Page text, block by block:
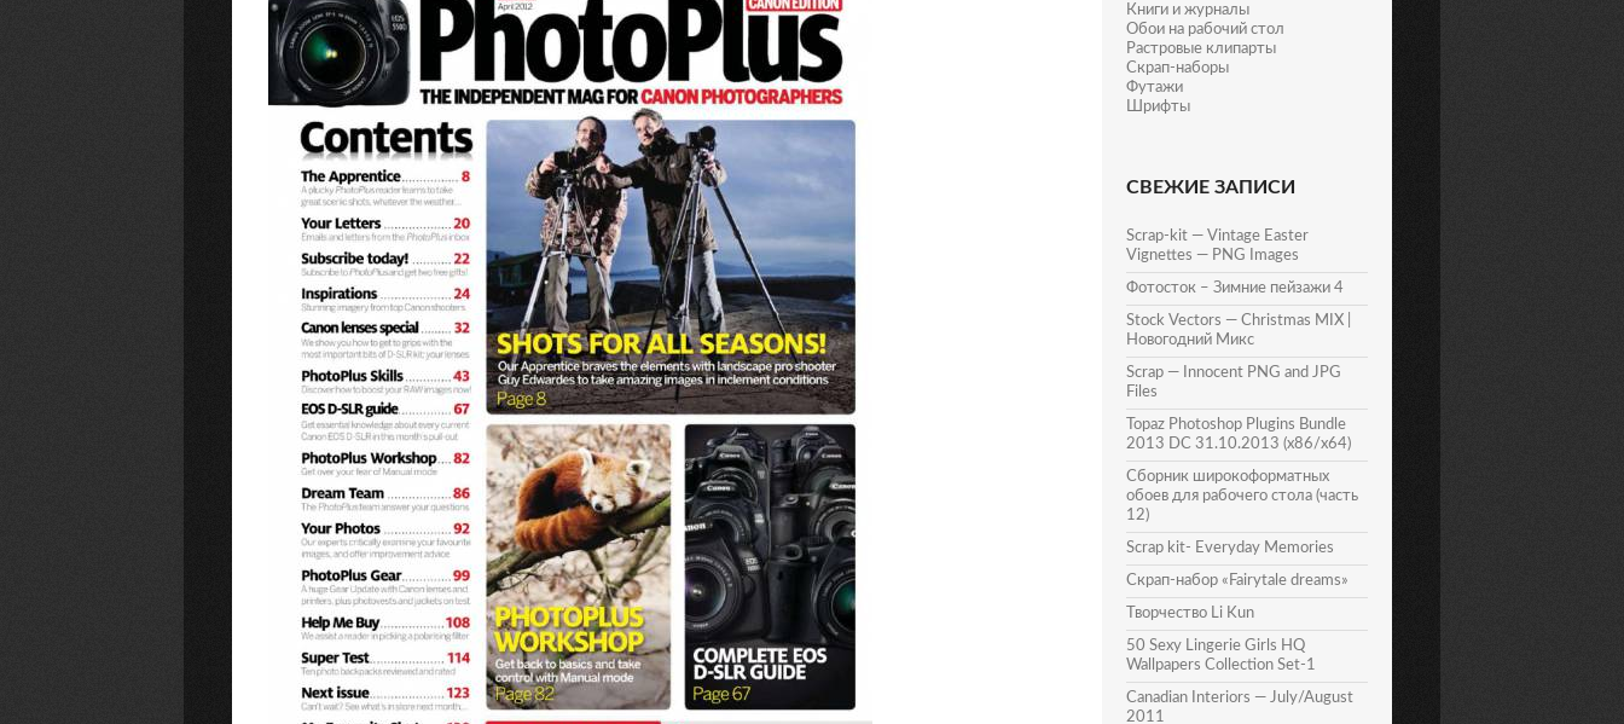
Книги и журналы
Обои на рабочий стол
Растровые клипарты
Скрап-наборы
Футажи
Шрифты
СВЕЖИЕ ЗАПИСИ
Scrap-kit — Vintage Easter
Vignettes — PNG Images
Фотосток – Зимние пейзажи 4
Stock Vectors — Christmas MIX |
Новогодний Микс
Scrap — Innocent PNG and JPG
Files
Topaz Photoshop Plugins Bundle
2013 DC 31.10.2013 (x86/x64)
Сборник широкоформатных
обоев для рабочего стола (часть
12)
Scrap kit- Everyday Memories
Скрап-набор «Fairytale dreams»
Творчество Li Kun
50 Sexy Lingerie Girls HQ
Wallpapers Collection Set-1
Canadian Interiors — July/August
2011